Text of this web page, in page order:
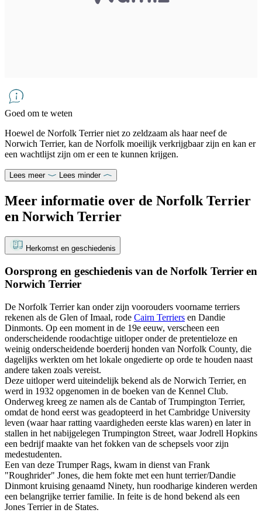
Goed om te weten
Hoewel de Norfolk Terrier niet zo zeldzaam als haar neef de
Norwich Terrier, kan de Norfolk moeilijk verkrijgbaar zijn en kan er
een wachtlijst zijn om er een te kunnen krijgen.
Lees meer Lees minder
Meer informatie over de Norfolk Terrier
en Norwich Terrier
Herkomst en geschiedenis
Oorsprong en geschiedenis van de Norfolk Terrier en
Norwich Terrier
De Norfolk Terrier kan onder zijn voorouders voorname terriers
rekenen als de Glen of Imaal, rode Cairn Terriers en Dandie
Dinmonts. Op een moment in de 19e eeuw, verscheen een
onderscheidende roodachtige uitloper onder de pretentieloze en
weinig onderscheidende boerderij honden van Norfolk County, die
dagelijks werkten om het lokale ongedierte op orde te houden naast
andere taken zoals vereist.
Deze uitloper werd uiteindelijk bekend als de Norwich Terrier, en
werd in 1932 opgenomen in de boeken van de Kennel Club.
Onderweg kreeg ze namen als de Cantab of Trumpington Terrier,
omdat de hond eerst was geadopteerd in het Cambridge University
leven (waar haar ratting vaardigheden eerste klas waren) en later in
stallen in het nabijgelegen Trumpington Street, waar Jodrell Hopkins
een bedrijf maakte van het fokken van de schepsels voor zijn
medestudenten.
Een van deze Trumper Rags, kwam in dienst van Frank
"Roughrider" Jones, die hem fokte met een hunt terrier/Dandie
Dinmont kruising genaamd Ninety, hun roodharige kinderen werden
een belangrijke terrier familie. In feite is de hond bekend als een
Jones Terrier in de States.